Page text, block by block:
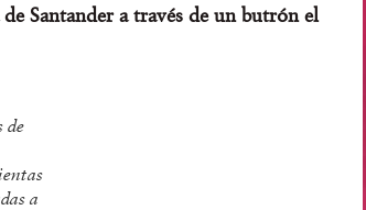
Santander a través de un butrón el
de
a